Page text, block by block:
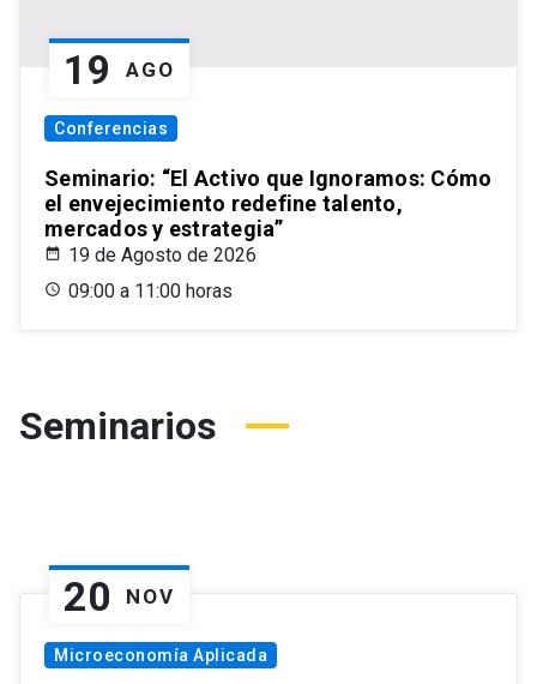
19 AGO
Conferencias
Seminario: “El Activo que Ignoramos: Cómo
el envejecimiento redefine talento,
mercados y estrategia”
19 de Agosto de 2026
09:00 a 11:00 horas
Seminarios
20 NOV
Microeconomía Aplicada